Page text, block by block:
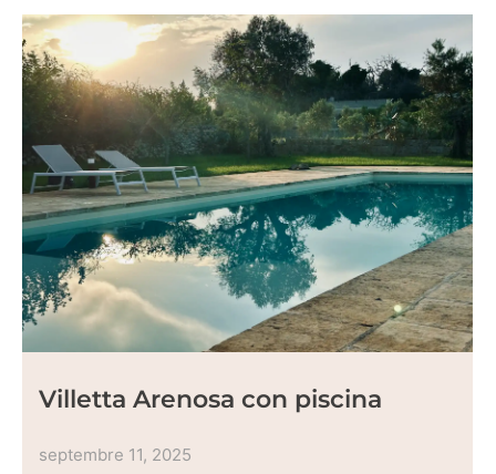
Villetta Arenosa con piscina
septembre 11, 2025